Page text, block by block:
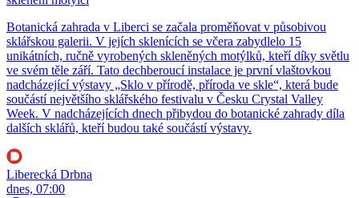
Botanická zahrada v Liberci se začala proměňovat v působivou
sklářskou galerii. V jejích sklenících se včera zabydlelo 15
unikátních, ručně vyrobených skleněných motýlků, kteří díky světlu
ve svém těle září. Tato dechberoucí instalace je první vlaštovkou
nadcházející výstavy „Sklo v přírodě, příroda ve skle“, která bude
součástí největšího sklářského festivalu v Česku Crystal Valley
Week. V nadcházejících dnech přibydou do botanické zahrady díla
dalších sklářů, kteří budou také součástí výstavy.
Liberecká Drbna
dnes, 07:00